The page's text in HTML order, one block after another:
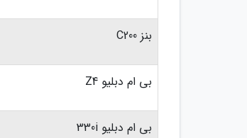
بنز C200
بی ام دبلیو Z4
بی ام دبلیو 330i